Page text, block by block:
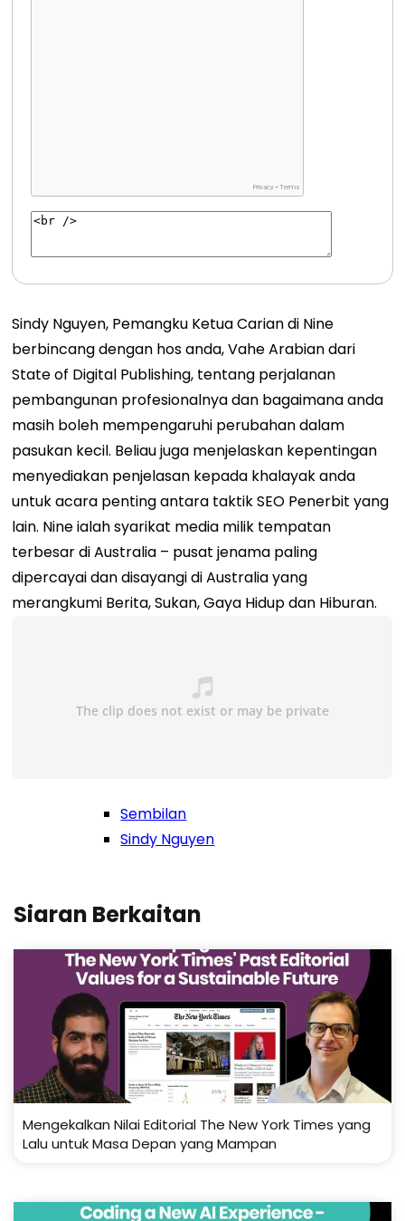
Sindy Nguyen, Pemangku Ketua Carian di Nine
berbincang dengan hos anda, Vahe Arabian dari
State of Digital Publishing, tentang perjalanan
pembangunan profesionalnya dan bagaimana anda
masih boleh mempengaruhi perubahan dalam
pasukan kecil. Beliau juga menjelaskan kepentingan
menyediakan penjelasan kepada khalayak anda
untuk acara penting antara taktik SEO Penerbit yang
lain. Nine ialah syarikat media milik tempatan
terbesar di Australia – pusat jenama paling
dipercayai dan disayangi di Australia yang
merangkumi Berita, Sukan, Gaya Hidup dan Hiburan.
Sembilan
Sindy Nguyen
Siaran Berkaitan
Mengekalkan Nilai Editorial The New York Times yang
Lalu untuk Masa Depan yang Mampan